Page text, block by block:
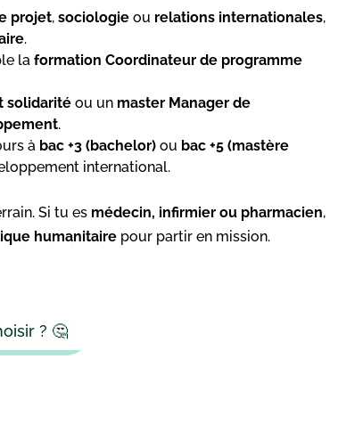
projet, sociologie ou relations internationales,
.
la formation Coordinateur de programme
solidarité ou un master Manager de
.
à bac +3 (bachelor) ou bac +5 (mastère
international.
Si tu es médecin, infirmier ou pharmacien,
humanitaire pour partir en mission.
? 🤔